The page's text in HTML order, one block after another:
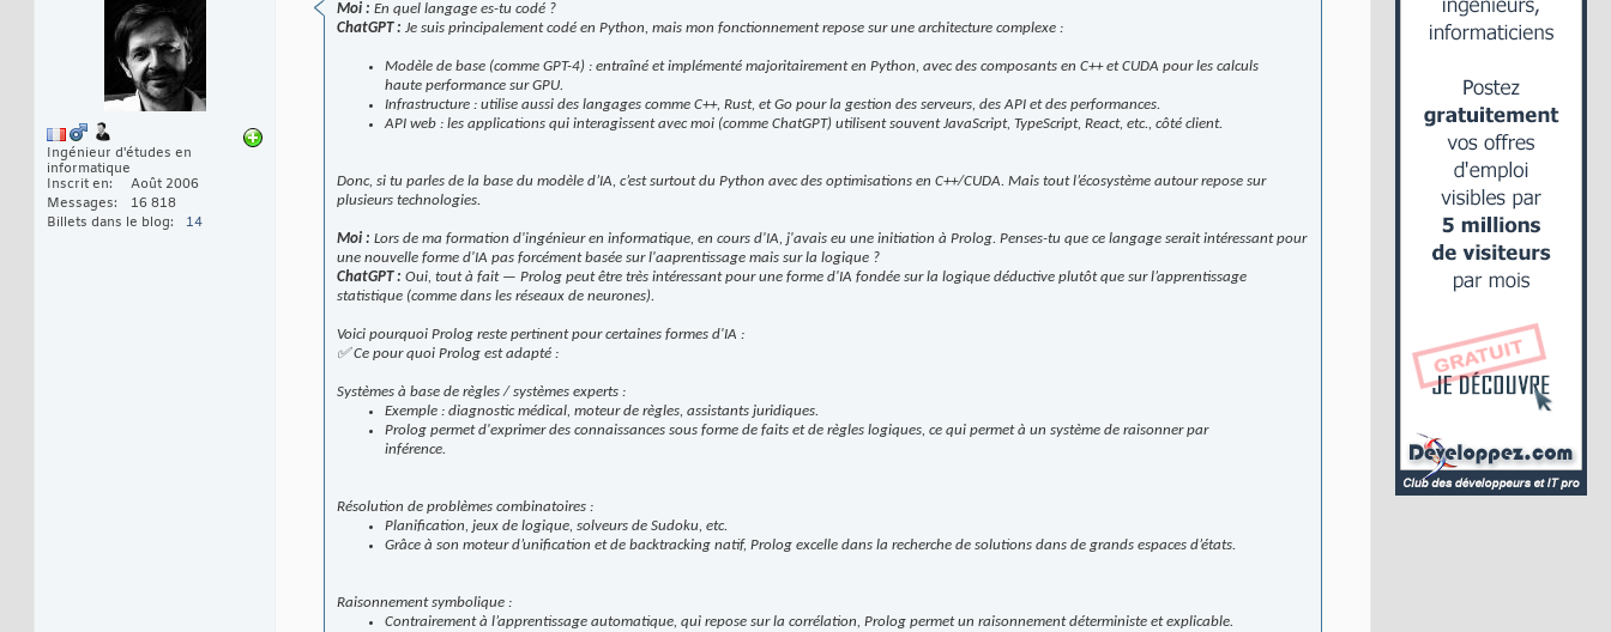
Ingénieur d'études en
informatique
Inscrit en
Août 2006
Messages
16 818
Billets dans le blog
14
Moi : En quel langage es-tu codé ?
ChatGPT : Je suis principalement codé en Python, mais mon fonctionnement repose sur une architecture complexe :
Modèle de base (comme GPT-4) : entraîné et implémenté majoritairement en Python, avec des composants en C++ et CUDA pour les calculs
haute performance sur GPU.
Infrastructure : utilise aussi des langages comme C++, Rust, et Go pour la gestion des serveurs, des API et des performances.
API web : les applications qui interagissent avec moi (comme ChatGPT) utilisent souvent JavaScript, TypeScript, React, etc., côté client.
Donc, si tu parles de la base du modèle d’IA, c’est surtout du Python avec des optimisations en C++/CUDA. Mais tout l’écosystème autour repose sur
plusieurs technologies.
Moi : Lors de ma formation d'ingénieur en informatique, en cours d'IA, j'avais eu une initiation à Prolog. Penses-tu que ce langage serait intéressant pour
une nouvelle forme d'IA pas forcément basée sur l'aaprentissage mais sur la logique ?
ChatGPT : Oui, tout à fait — Prolog peut être très intéressant pour une forme d'IA fondée sur la logique déductive plutôt que sur l’apprentissage
statistique (comme dans les réseaux de neurones).
Voici pourquoi Prolog reste pertinent pour certaines formes d'IA :
✅ Ce pour quoi Prolog est adapté :
Systèmes à base de règles / systèmes experts :
Exemple : diagnostic médical, moteur de règles, assistants juridiques.
Prolog permet d'exprimer des connaissances sous forme de faits et de règles logiques, ce qui permet à un système de raisonner par
inférence.
Résolution de problèmes combinatoires :
Planification, jeux de logique, solveurs de Sudoku, etc.
Grâce à son moteur d’unification et de backtracking natif, Prolog excelle dans la recherche de solutions dans de grands espaces d’états.
Raisonnement symbolique :
Contrairement à l’apprentissage automatique, qui repose sur la corrélation, Prolog permet un raisonnement déterministe et explicable.